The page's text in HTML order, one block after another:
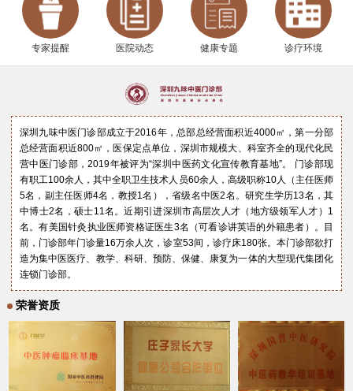
专家提醒 医院动态 健康专题 诊疗环境
深圳九味中医门诊部成立于2016年，总部总经营面积近4000㎡，第一分部
总经营面积近800㎡，医保定点单位，深圳市规模大、科室齐全的现代化民
营中医门诊部，2019年被评为“深圳中医药文化宣传教育基地”。 门诊部现
有职工100余人，其中全职卫生技术人员60余人，高级职称10人（主任医师
5名，副主任医师4名，教授1名），省级名中医2名。研究生学历13名，其
中博士2名，硕士11名。近期引进深圳市高层次人才（地方级领军人才）1
名。有美国针灸执业医师资格证医生3名（可看诊讲英语的外籍患者）。目
前，门诊部年门诊量16万余人次，诊室53间，诊疗床180张。本门诊部欲打
造为集中医医疗、教学、科研、预防、保健、康复为一体的大型现代集团化
连锁门诊部。
荣誉资质